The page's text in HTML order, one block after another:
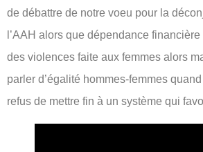
de débattre de notre voeu pour la
l’AAH alors que dépendance
des violences faite aux femmes alors
parler d’égalité hommes-femmes
refus de mettre fin à un système qui